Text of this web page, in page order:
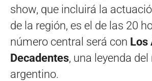
show, que incluirá la
de la región, es el de las 20
número central será con Los
Decadentes, una leyenda
argentino.